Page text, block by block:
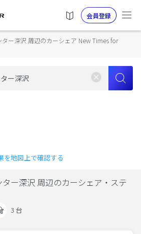
会員登録
ー深沢 周辺のカーシェア New Times for
を地図上で確認する
ー深沢 周辺のカーシェア・ステ
3 台